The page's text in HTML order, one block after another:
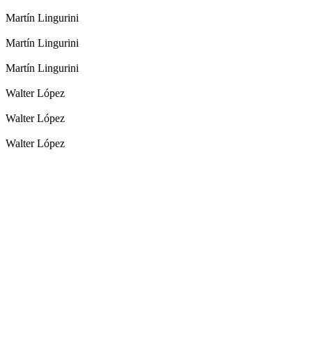
Martín Lingurini
Martín Lingurini
Martín Lingurini
Walter López
Walter López
Walter López